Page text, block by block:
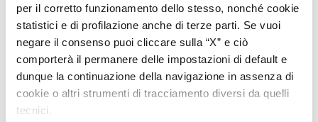
per il corretto funzionamento dello stesso, nonché cookie
statistici e di profilazione anche di terze parti. Se vuoi
negare il consenso puoi cliccare sulla “X” e ciò
comporterà il permanere delle impostazioni di default e
dunque la continuazione della navigazione in assenza di
cookie o altri strumenti di tracciamento diversi da quelli
tecnici.
erwartet, dass sie mit der vollständigen Originalpräsentation
geliefert wird. Insgesamt empfehle ich den Händler aufgrund
des guten Preises und der seriösen Abwicklung, hoffe
jedoch, dass bei zukünftigen Bestellungen mehr Wert auf
eine vollständige und originale Präsentation gelegt wird.
Verified buyer